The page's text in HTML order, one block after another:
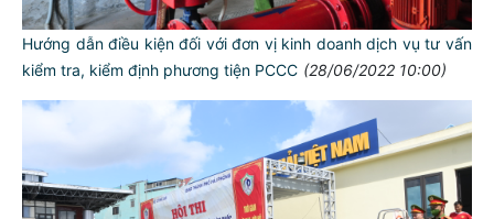
Hướng dẫn điều kiện đối với đơn vị kinh doanh dịch vụ tư vấn
kiểm tra, kiểm định phương tiện PCCC (28/06/2022 10:00)